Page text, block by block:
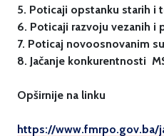
5. Poticaji opstanku starih i
6. Poticaji razvoju vezanih i
7. Poticaj novoosnovanim
8. Jačanje konkurentnosti
Opširnije na linku
https://www.fmrpo.gov.ba/